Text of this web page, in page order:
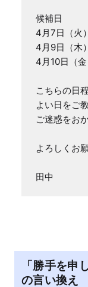
候補日
4月7日（火
4月9日（木
4月10日（
こちらの日
よい日をご
ご迷惑をお
よろしくお
田中
「勝手を申
の言い換え